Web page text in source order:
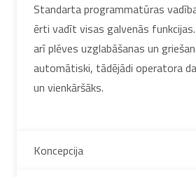
Standarta programmatūras
ērti vadīt visas galvenās
arī plēves uzglabāšanas un
automātiski, tādējādi operatora
un vienkāršāks.
Koncepcija